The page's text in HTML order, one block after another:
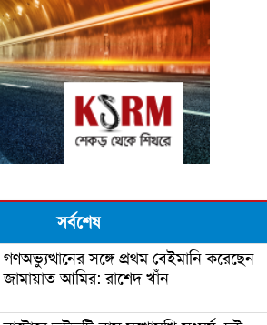
সর্বশেষ
গণঅভ্যুত্থানের সঙ্গে প্রথম বেইমানি করেছেন
জামায়াত আমির: রাশেদ খাঁন